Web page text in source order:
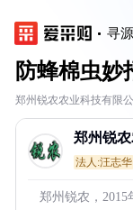
寻
防蜂棉虫妙
郑州锐农农业科技有限
郑州锐
法人:汪志华
郑州锐农，